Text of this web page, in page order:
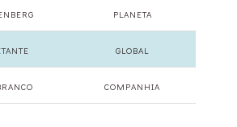
PLANETA
GLOBAL
COMPANHIA